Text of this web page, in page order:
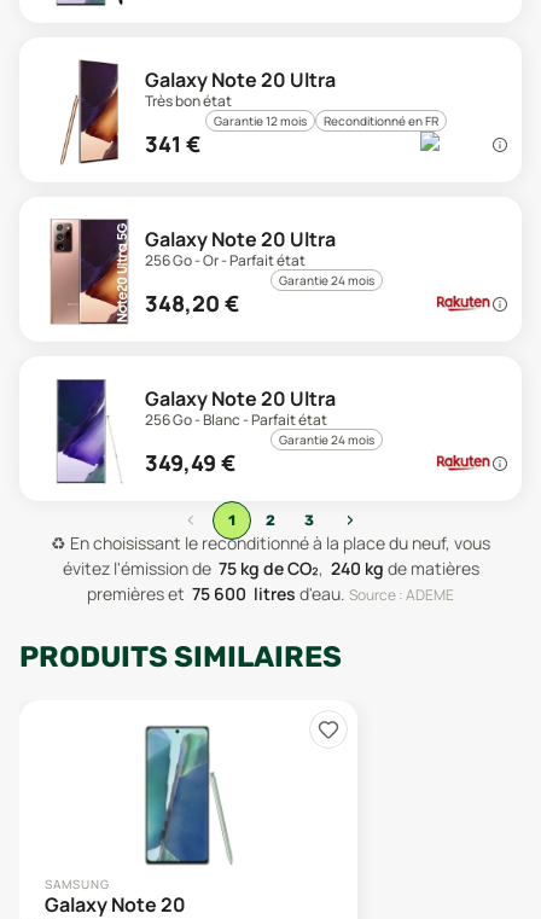
Galaxy Note 20 Ultra
Très bon état
Garantie 12 mois Reconditionné en FR
341 €
Galaxy Note 20 Ultra
256 Go - Or - Parfait état
Garantie 24 mois
348,20 €
Galaxy Note 20 Ultra
256 Go - Blanc - Parfait état
Garantie 24 mois
349,49 €
‹ 1 2 3
›
♻️ En choisissant le reconditionné à la place du neuf, vous
évitez l'émission de 75 kg de CO₂, 240 kg de matières
premièreset 75 600 litres d'eau. Source : ADEME
PRODUITS SIMILAIRES
SAMSUNG
Galaxy Note 20